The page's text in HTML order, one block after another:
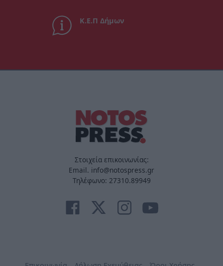
Κ.Ε.Π Δήμων
Στοιχεία επικοινωνίας:
Email. info@notospress.gr
Τηλέφωνο: 27310.89949